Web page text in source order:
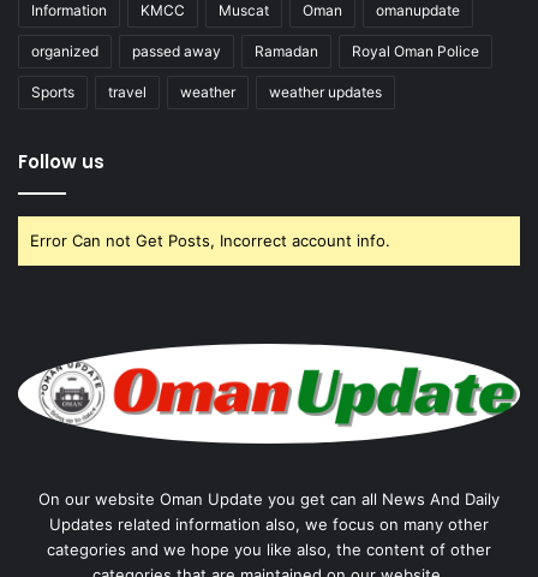
Information KMCC Muscat Oman omanupdate
organized passed away Ramadan Royal Oman Police
Sports travel weather weather updates
Follow us
Error Can not Get Posts, Incorrect account info.
On our website Oman Update you get can all News And Daily
Updates related information also, we focus on many other
categories and we hope you like also, the content of other